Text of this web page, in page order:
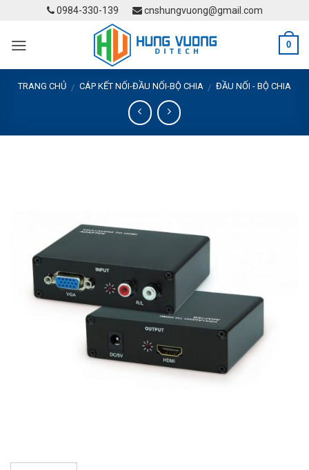
content
0984-330-139 cnshungvuong@gmail.com
0
TRANG CHỦ / CÁP KẾT NỐI-ĐẦU NỐI-BỘ CHIA / ĐẦU NỐI - BỘ CHIA